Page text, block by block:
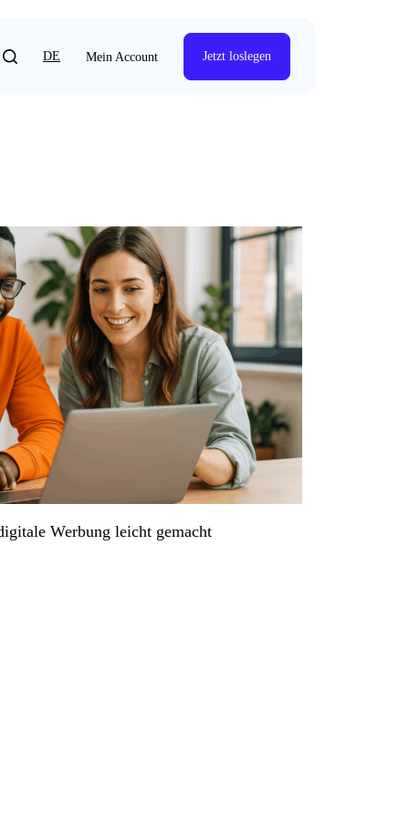
DE Mein Account Jetzt loslegen
Werbung leicht gemacht